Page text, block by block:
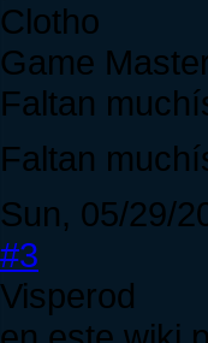
Clotho
Game
Faltan
Faltan
Sun, 05/29/
#3
Visperod